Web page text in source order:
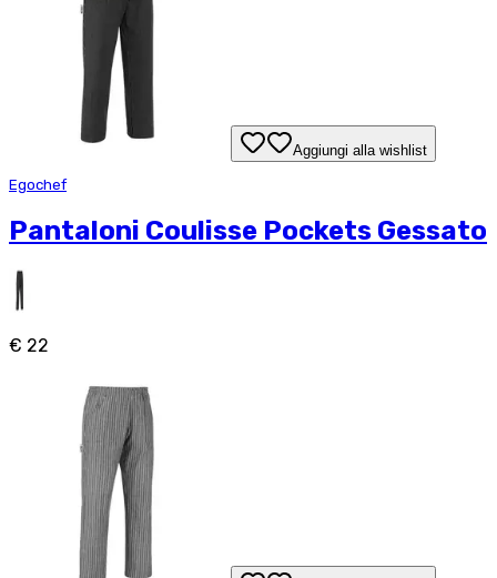
Aggiungi alla wishlist
Egochef
Pantaloni Coulisse Pockets Gessato
€ 22